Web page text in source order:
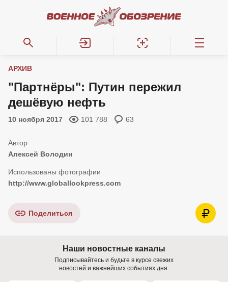
АРХИВ
"Партнёры": Путин пережил
дешёвую нефть
10 ноября 2017 101 788 63
Алексей Володин
http://www.globallookpress.com
Поделиться
Наши новостные каналы
Подписывайтесь и будьте в курсе свежих
новостей и важнейших событиях дня.